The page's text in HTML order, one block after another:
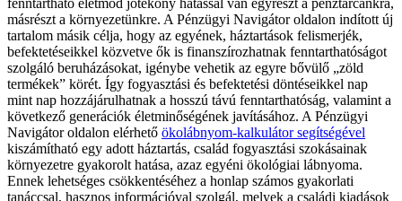
fenntartható életmód jótékony hatással van egyrészt a pénztárcánkra,
másrészt a környezetünkre. A Pénzügyi Navigátor oldalon indított új
tartalom másik célja, hogy az egyének, háztartások felismerjék,
befektetéseikkel közvetve ők is finanszírozhatnak fenntarthatóságot
szolgáló beruházásokat, igénybe vehetik az egyre bővülő „zöld
termékek” körét. Így fogyasztási és befektetési döntéseikkel nap
mint nap hozzájárulhatnak a hosszú távú fenntarthatóság, valamint a
következő generációk életminőségének javításához. A Pénzügyi
Navigátor oldalon elérhető ökolábnyom-kalkulátor segítségével
kiszámítható egy adott háztartás, család fogyasztási szokásainak
környezetre gyakorolt hatása, azaz egyéni ökológiai lábnyoma.
Ennek lehetséges csökkentéséhez a honlap számos gyakorlati
tanáccsal, hasznos információval szolgál, melyek a családi kiadások